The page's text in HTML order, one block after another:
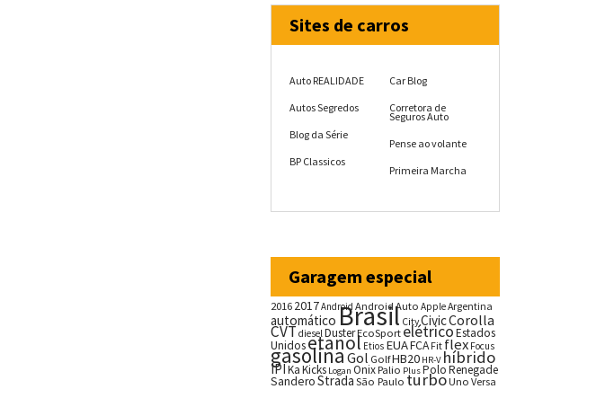
Sites de carros
Auto REALIDADE
Autos Segredos
Blog da Série
BP Classicos
Car Blog
Corretora de
Seguros Auto
Pense ao volante
Primeira Marcha
Garagem especial
20162017Android Android Auto AppleArgentina
automáticoBrasil CityCivicCorolla
CVT dieselDusterEcoSport elétricoEstados
Unidosetanol Etios EUAFCA Fit flex Focus
gasolina Gol GolfHB20 HR-V híbrido
IPIKaKicks Logan OnixPalio PlusPoloRenegade
SanderoStrada São Paulo turboUno Versa